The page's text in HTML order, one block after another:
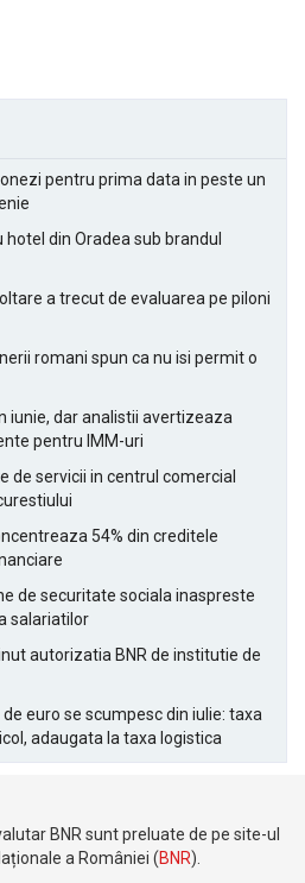
pentru prima data in peste un
din Oradea sub brandul
a trecut de evaluarea pe piloni
romani spun ca nu isi permit o
iunie, dar analistii avertizeaza
pentru IMM-uri
de servicii in centrul comercial
54% din creditele
de securitate sociala inaspreste
salariatilor
autorizatia BNR de institutie de
euro se scumpesc din iulie: taxa
adaugata la taxa logistica
BNR sunt preluate de pe site-ul
a României (BNR).